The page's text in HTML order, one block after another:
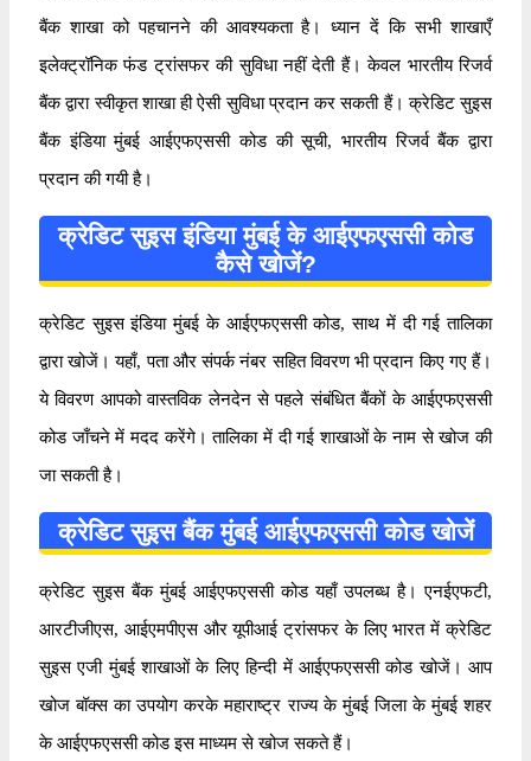
बैंक शाखा को पहचानने की आवश्यकता है। ध्यान दें कि सभी शाखाएँ
इलेक्ट्रॉनिक फंड ट्रांसफर की सुविधा नहीं देती हैं। केवल भारतीय रिजर्व
बैंक द्वारा स्वीकृत शाखा ही ऐसी सुविधा प्रदान कर सकती हैं। क्रेडिट सुइस
बैंक इंडिया मुंबई आईएफएससी कोड की सूची, भारतीय रिजर्व बैंक द्वारा
प्रदान की गयी है।
क्रेडिट सुइस इंडिया मुंबई के आईएफएससी कोड
कैसे खोजें?
क्रेडिट सुइस इंडिया मुंबई के आईएफएससी कोड, साथ में दी गई तालिका
द्वारा खोजें। यहाँ, पता और संपर्क नंबर सहित विवरण भी प्रदान किए गए हैं।
ये विवरण आपको वास्तविक लेनदेन से पहले संबंधित बैंकों के आईएफएससी
कोड जाँचने में मदद करेंगे। तालिका में दी गई शाखाओं के नाम से खोज की
जा सकती है।
क्रेडिट सुइस बैंक मुंबई आईएफएससी कोड खोजें
क्रेडिट सुइस बैंक मुंबई आईएफएससी कोड यहाँ उपलब्ध है। एनईएफटी,
आरटीजीएस, आईएमपीएस और यूपीआई ट्रांसफर के लिए भारत में क्रेडिट
सुइस एजी मुंबई शाखाओं के लिए हिन्दी में आईएफएससी कोड खोजें। आप
खोज बॉक्स का उपयोग करके महाराष्ट्र राज्य के मुंबई जिला के मुंबई शहर
के आईएफएससी कोड इस माध्यम से खोज सकते हैं।